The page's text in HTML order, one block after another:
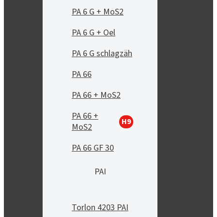
PA 6 G + MoS2
PA 6 G + Oel
PA 6 G schlagzäh
PA 66
PA 66 + MoS2
PA 66 +
MoS2
H9
PA 66 GF 30
PAI
Torlon 4203 PAI